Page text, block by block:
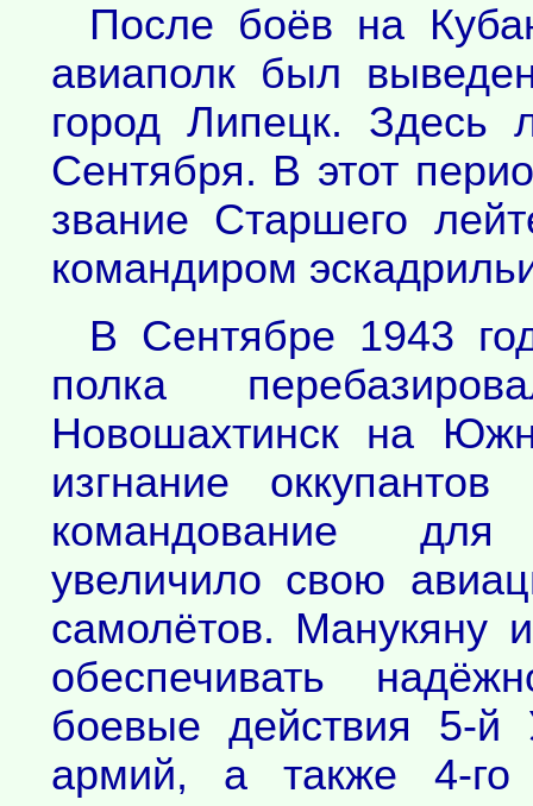
После боёв на
авиаполк был
город Липецк. Здесь
Сентября. В этот
звание Старшего
командиром
В Сентябре 1943
полка
Новошахтинск на
изгнание
командование для
увеличило свою
самолётов. Манукяну
обеспечивать
боевые действия 5-й
армий, а также 4-го